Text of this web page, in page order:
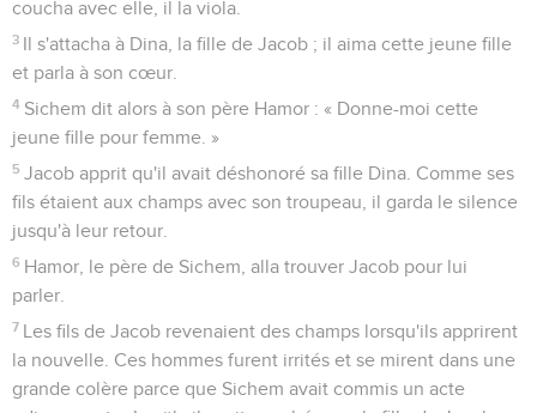
coucha avec elle, il la viola.
3 Il s'attacha à Dina, la fille de Jacob ; il aima cette jeune fille
et parla à son cœur.
4 Sichem dit alors à son père Hamor : « Donne-moi cette
jeune fille pour femme. »
5 Jacob apprit qu'il avait déshonoré sa fille Dina. Comme ses
fils étaient aux champs avec son troupeau, il garda le silence
jusqu'à leur retour.
6 Hamor, le père de Sichem, alla trouver Jacob pour lui
parler.
7 Les fils de Jacob revenaient des champs lorsqu'ils apprirent
la nouvelle. Ces hommes furent irrités et se mirent dans une
grande colère parce que Sichem avait commis un acte